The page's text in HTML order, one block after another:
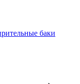
баки